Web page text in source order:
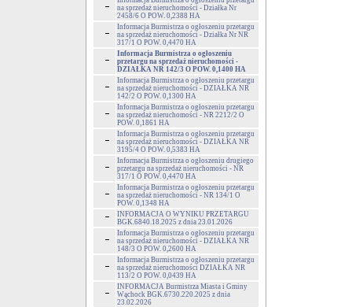
na sprzedaż nieruchomości - Działka Nr
2458/6 O POW. 0,2388 HA
Informacja Burmistrza o ogłoszeniu przetargu
na sprzedaż nieruchomości - Działka Nr NR
317/1 O POW. 0,4470 HA
Informacja Burmistrza o ogłoszeniu
przetargu na sprzedaż nieruchomości -
DZIAŁKA NR 142/3 O POW. 0,1400 HA
Informacja Burmistrza o ogłoszeniu przetargu
na sprzedaż nieruchomości - DZIAŁKA NR
142/2 O POW. 0,1300 HA
Informacja Burmistrza o ogłoszeniu przetargu
na sprzedaż nieruchomości - NR 2212/2 O
POW. 0,1861 HA
Informacja Burmistrza o ogłoszeniu przetargu
na sprzedaż nieruchomości - DZIAŁKA NR
3195/4 O POW. 0,5383 HA
Informacja Burmistrza o ogłoszeniu drugiego
przetargu na sprzedaż nieruchomości - NR
317/1 O POW. 0,4470 HA
Informacja Burmistrza o ogłoszeniu przetargu
na sprzedaż nieruchomości - NR 134/1 O
POW. 0,1348 HA
INFORMACJA O WYNIKU PRZETARGU
BGK.6840.18.2025 z dnia 23.01.2026
Informacja Burmistrza o ogłoszeniu przetargu
na sprzedaż nieruchomości - DZIAŁKA NR
148/3 O POW. 0,2600 HA
Informacja Burmistrza o ogłoszeniu przetargu
na sprzedaż nieruchomości DZIAŁKA NR
113/2 O POW. 0,0439 HA
INFORMACJA Burmistrza Miasta i Gminy
Wąchock BGK.6730.220.2025 z dnia
23.02.2026